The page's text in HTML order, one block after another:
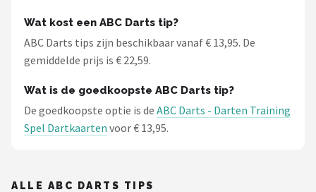
Wat kost een ABC Darts tip?
ABC Darts tips zijn beschikbaar vanaf € 13,95. De
gemiddelde prijs is € 22,59.
Wat is de goedkoopste ABC Darts tip?
De goedkoopste optie is de ABC Darts - Darten Training
Spel Dartkaarten voor € 13,95.
ALLE ABC DARTS TIPS